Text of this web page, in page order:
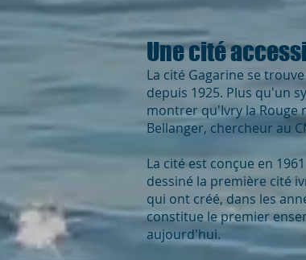
Une cité
La cité Gagarine se
depuis 1925. Plus qu'un
montrer qu'Ivry la Rouge
Bellanger, chercheur au
La cité est conçue en
dessiné la première cité
qui ont créé, dans les
constitue le premier
aujourd'hui.